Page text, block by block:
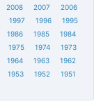
2008 2007
2006
1997 1996
1995
1986 1985
1984
1975 1974
1973
1964 1963
1962
1953 1952
1951